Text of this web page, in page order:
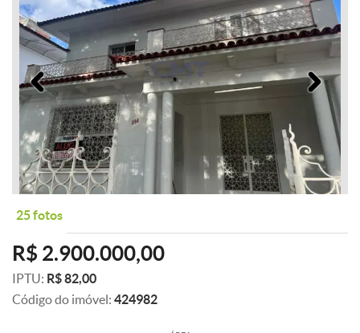
Anterior
25 fotos
R$ 2.900.000,00
IPTU: R$ 82,00
Código do imóvel: 424982